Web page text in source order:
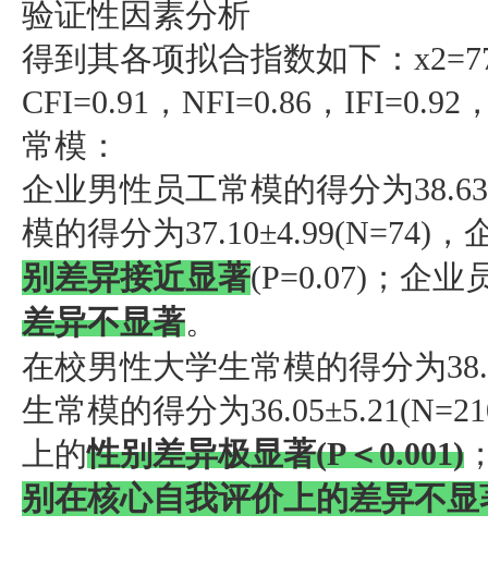
验证性因素分析
得到其各项拟合指数如下：
CFI=0.91，NFI=0.86，IFI=0.92
常模：
企业男性员工常模的得分为
模的得分为37.10±4.99(N=74)
别差异接近显著(P=0.07)；企业
差异不显著。
在校男性大学生常模的得分为
生常模的得分为
上的性别差异极显著(P＜0.001)
别在核心自我评价上的差异不显